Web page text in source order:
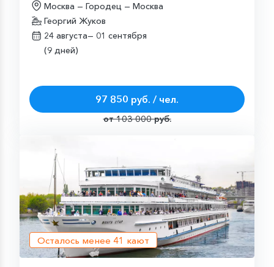
Москва — Городец — Москва
Георгий Жуков
24 августа— 01 сентября
(9 дней)
97 850 руб. / чел.
от 103 000 руб.
Осталось менее 41 кают